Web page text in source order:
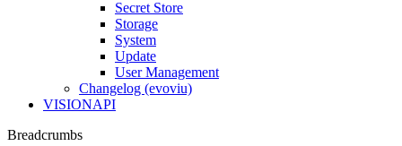
Secret Store
Storage
System
Update
User Management
Changelog (evoviu)
VISIONAPI
Breadcrumbs